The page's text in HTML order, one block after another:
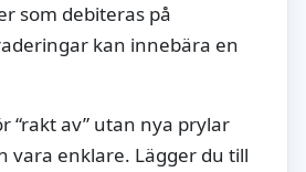
som debiteras på
kan innebära en
“rakt av” utan nya prylar
vara enklare. Lägger du till